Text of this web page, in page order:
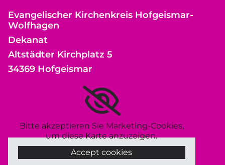
Evangelischer Kirchenkreis Hofgeismar-
Wolfhagen
Dekanat
Altstädter Kirchplatz 5
34369 Hofgeismar
Bitte akzeptieren Sie Marketing-Cookies,
um diese Karte anzuzeigen.
Accept cookies